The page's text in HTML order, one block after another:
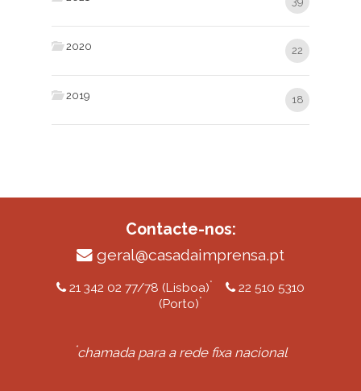
2020 22
2019 18
Contacte-nos:
geral@casadaimprensa.pt
21 342 02 77/78 (Lisboa)*
22 510 5310
(Porto)*
*chamada para a rede fixa nacional